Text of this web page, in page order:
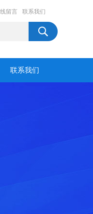
留言 联系我们
联系我们